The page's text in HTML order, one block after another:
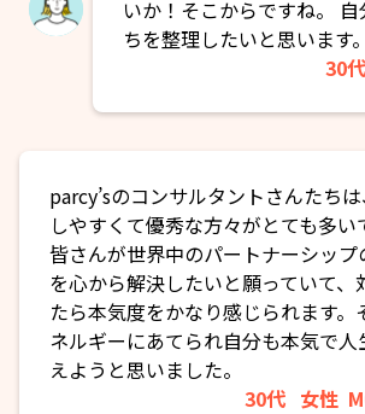
いか！そこからですね。
ちを整理したいと思います。
30代
parcy’sのコンサルタントさんたち
しやすくて優秀な方々がとても多い
皆さんが世界中のパートナーシップ
を心から解決したいと願っていて、
たら本気度をかなり感じられます。
ネルギーにあてられ自分も本気で人
えようと思いました。
30代 女性